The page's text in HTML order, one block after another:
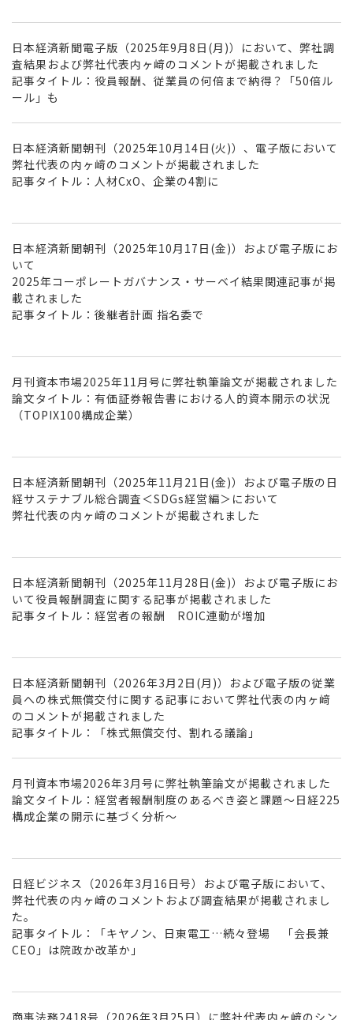
日本経済新聞電子版（2025年9月8日(月)）において、弊社調
査結果および弊社代表内ヶ﨑のコメントが掲載されました
記事タイトル：役員報酬、従業員の何倍まで納得？「50倍ル
ール」も
日本経済新聞朝刊（2025年10月14日(火)）、電子版において
弊社代表の内ヶ﨑のコメントが掲載されました
記事タイトル：人材CxO、企業の4割に
日本経済新聞朝刊（2025年10月17日(金)）および電子版にお
いて
2025年コーポレートガバナンス・サーベイ結果関連記事が掲
載されました
記事タイトル：後継者計画 指名委で
月刊資本市場2025年11月号に弊社執筆論文が掲載されました
論文タイトル：有価証券報告書における人的資本開示の状況
（TOPIX100構成企業）
日本経済新聞朝刊（2025年11月21日(金)）および電子版の日
経サステナブル総合調査＜SDGs経営編＞において
弊社代表の内ヶ﨑のコメントが掲載されました
日本経済新聞朝刊（2025年11月28日(金)）および電子版にお
いて役員報酬調査に関する記事が掲載されました
記事タイトル：経営者の報酬 ROIC連動が増加
日本経済新聞朝刊（2026年3月2日(月)）および電子版の従業
員への株式無償交付に関する記事において弊社代表の内ヶ﨑
のコメントが掲載されました
記事タイトル：「株式無償交付、割れる議論」
月刊資本市場2026年3月号に弊社執筆論文が掲載されました
論文タイトル：経営者報酬制度のあるべき姿と課題〜日経225
構成企業の開示に基づく分析〜
日経ビジネス（2026年3月16日号）および電子版において、
弊社代表の内ヶ﨑のコメントおよび調査結果が掲載されまし
た。
記事タイトル：「キヤノン、日東電工…続々登場 「会長兼
CEO」は院政か改革か」
商事法務2418号（2026年3月25日）に弊社代表内ヶ﨑のシン